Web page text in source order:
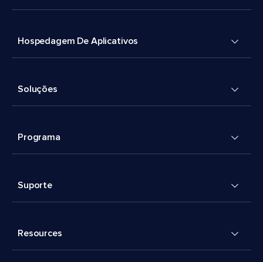
Hospedagem De Aplicativos
Soluções
Programa
Suporte
Resources